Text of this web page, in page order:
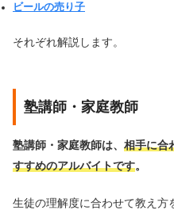
ビールの売り子
それぞれ解説します。
塾講師・家庭教師
塾講師・家庭教師は、 相手に合
すすめのアルバイトです。
生徒の理解度に合わせて教え